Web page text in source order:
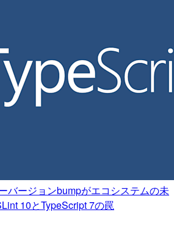
バージョンbumpがエコシステムの未
10とTypeScript 7の罠